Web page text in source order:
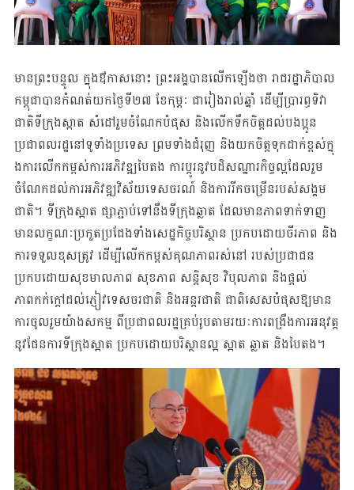
មាន​ព្រះបន្ទូល ​ក្នុងឳកាសនោះ ព្រះ​អង្គ​​​​បាន​លើកឡើងថា រាជ​រដ្ឋាភិបាល​​
កម្ពុជា​​បាន​​កំណត់​យក​ថ្ងៃទី២៧ ខែកុម្ភៈ ជារៀងរាល់ឆ្នាំ ដើម្បី​ប្រារព្ធទិវា
ជាតិទីក្រុងស្អាត សំដៅ​​រួម​ចំណែក​​បំផុស និង​​លើក​ទឹកចិត្ត​ដល់​បងប្អូន​
ប្រជាពលរដ្ឋ​នៅ​ទូទាំង​ប្រទេស ​ព្រមទាំង​ជំរុញ និង​យក​ចិត្ត​ទុក​ដាក់​​ខ្ពស់ក្នុ​
ងការលើកកម្ពស់ការអភិវឌ្ឍបៃតង ការប្តូរនូវបដិសណ្ឋារ​កិច្ចល្អដែ​ល​រួម​
ចំណែក​ដល់​​ការ​​អភិវឌ្ឍវិស័យទេសចរណ៍ និង​ការ​រីក​ចម្រើន​របស់​សង្គម
ជាតិ។ ទីក្រុង​ស្អាត ផ្សា​ភ្ជាប់​ទៅ​​នឹង​ទី​ក្រុងឆ្លាត ដែលមានភាពទាក់ទាញ
មានលក្ខណៈប្រកួតប្រជែងទាំងសេដ្ឋកិច្ចបរិស្ថាន ប្រកប​ដោយ​ចីរភាព និង​
ការទទួលខុសត្រូវ ដើម្បីលើកកម្ពស់គុណភាពរស់នៅ របស់ប្រជាជន​
ប្រកប​ដោយ​សុខ​មាលភាព សុខភាព សន្តិសុខ វិបុលភាព និងផ្តល់
ភាពកក់ក្តៅដល់​ភ្ញៀវ​ទេសចរ​ជាតិ និង​អន្តរជាតិ ជាពិសេសបំផុសឱ្យមាន
ការចូលរួមយ៉ាងសកម្ម ពីប្រជាពលរដ្ឋ​គ្រប់​រូប​តាមរយៈការ​ពង្រឹង​ការ​អនុវត្ត
នូវផែនការទីក្រុងស្អាត ប្រកបដោយបរិស្ថានល្អ ស្អាត ឆ្លាត និងបៃតង។